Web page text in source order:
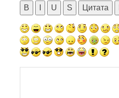
B U S Цитата